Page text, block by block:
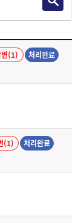
변(1) 처리완료
(1) 처리완료